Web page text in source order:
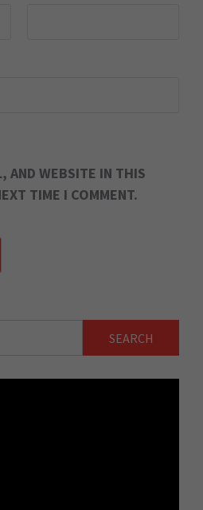
AND WEBSITE IN THIS
TIME I COMMENT.